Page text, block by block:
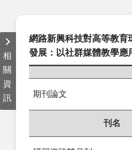
相
關
資
訊
網路新興科技對高等教育
發展：以社群媒體教學應
期刊論文
刊名